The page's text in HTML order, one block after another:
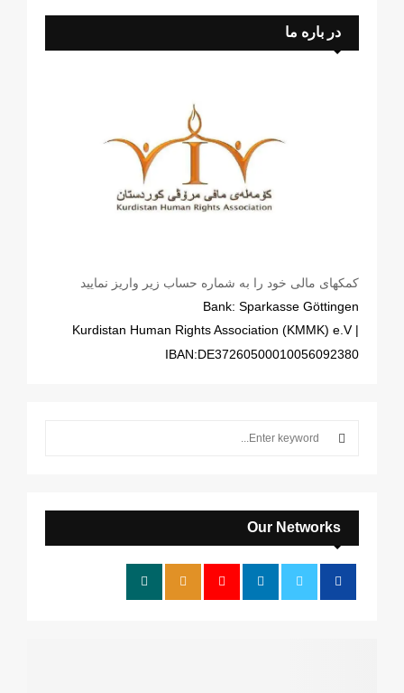
در باره ما
کمکهای مالی خود را به شماره حساب زیر واریز نمایید
Bank: Sparkasse Göttingen
| Kurdistan Human Rights Association (KMMK) e.V
IBAN:DE37260500010056092380
f
o
:
E
A
R
Our Networks